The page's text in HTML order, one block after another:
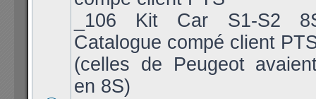
_106 Kit Car S1-S2
Catalogue compé client
(celles de Peugeot
en 8S)